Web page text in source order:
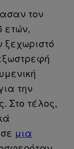
τον
ετών,
την
Στο τέλος,
μια